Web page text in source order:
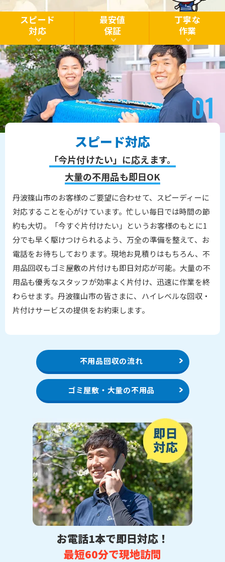
スピード
対応
最安値
保証
丁寧な
作業
スピード対応
「今片付けたい」に応えます。
大量の不用品も即日OK
丹波篠山市のお客様のご要望に合わせて、スピーディーに
対応することを心がけています。忙しい毎日では時間の節
約も大切。「今すぐ片付けたい」というお客様のもとに1
分でも早く駆けつけられるよう、万全の準備を整えて、お
電話をお待ちしております。現地お見積りはもちろん、不
用品回収もゴミ屋敷の片付けも即日対応が可能。大量の不
用品も優秀なスタッフが効率よく片付け、迅速に作業を終
わらせます。丹波篠山市の皆さまに、ハイレベルな回収・
片付けサービスの提供をお約束します。
不用品回収の流れ
ゴミ屋敷・大量の不用品
お電話1本で即日対応！
最短60分で現地訪問